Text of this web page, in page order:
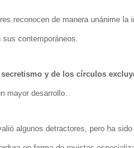
reconocen de manera unánime
sus contemporáneos.
y de los círculos
mayor desarrollo.
algunos detractores, pero ha